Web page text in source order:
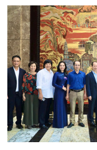
triển khoa học công nghệ,
hóa và phát huy nguồn lực
mới cho sự phát triển